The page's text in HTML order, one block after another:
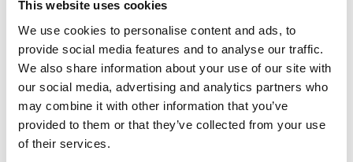
This website uses cookies
We use cookies to personalise content and ads, to
provide social media features and to analyse our traffic.
We also share information about your use of our site with
our social media, advertising and analytics partners who
may combine it with other information that you’ve
provided to them or that they’ve collected from your use
of their services.
Lapset ja nuoret
Liikuntakampanjat
Maanantaipyöräily
Hyvinvointivalmennus
Kunto-Lutra